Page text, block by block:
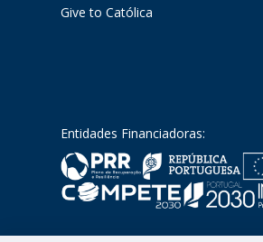
Give to Católica
Entidades Financiadoras: